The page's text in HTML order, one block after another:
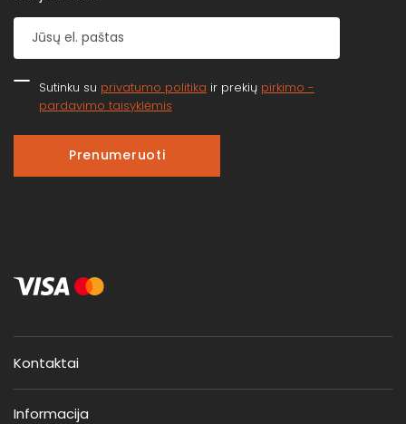
Kontaktai
Informacija
Sutinku su privatumo politika ir prekių pirkimo -
pardavimo taisyklėmis
Prenumeruoti